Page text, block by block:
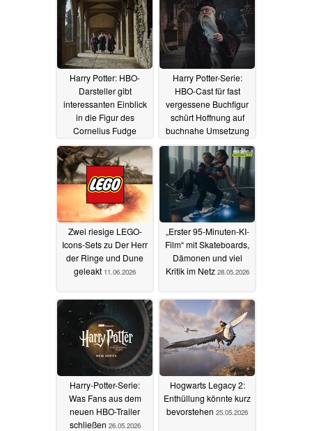
Harry Potter: HBO-
Darsteller gibt
interessanten Einblick
in die Figur des
Cornelius Fudge
07.07.2026
Harry Potter-Serie:
HBO-Cast für fast
vergessene Buchfigur
schürt Hoffnung auf
buchnahe Umsetzung
15.06.2026
Zwei riesige LEGO-
Icons-Sets zu Der Herr
der Ringe und Dune
geleakt 11.06.2026
„Erster 95-Minuten-KI-
Film“ mit Skateboards,
Dämonen und viel
Kritik im Netz 28.05.2026
Harry-Potter-Serie:
Was Fans aus dem
neuen HBO-Trailer
schließen 26.05.2026
Hogwarts Legacy 2:
Enthüllung könnte kurz
bevorstehen 25.05.2026